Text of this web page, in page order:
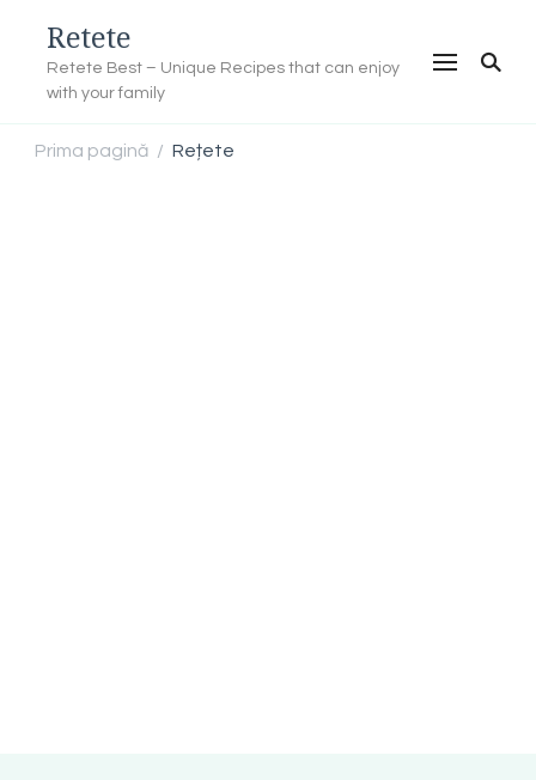
Retete
Retete Best – Unique Recipes that can enjoy
with your family
Prima pagină / Rețete